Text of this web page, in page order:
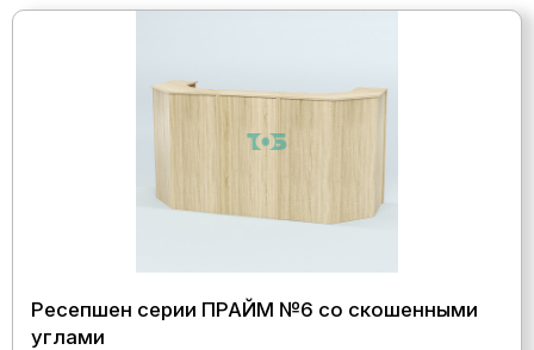
Ресепшен серии ПРАЙМ №6 со скошенными
углами